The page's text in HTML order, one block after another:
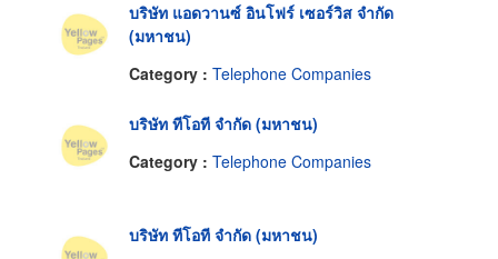
บริษัท แอดวานซ์ อินโฟร์ เซอร์วิส จำกัด
(มหาชน)
Category : Telephone Companies
บริษัท ทีโอที จำกัด (มหาชน)
Category : Telephone Companies
บริษัท ทีโอที จำกัด (มหาชน)